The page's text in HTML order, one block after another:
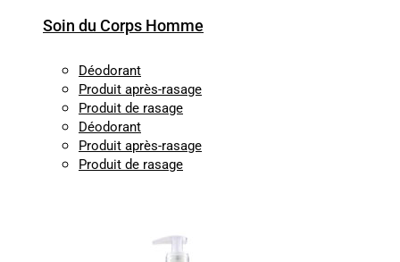
Soin du Corps Homme
Déodorant
Produit après-rasage
Produit de rasage
Déodorant
Produit après-rasage
Produit de rasage